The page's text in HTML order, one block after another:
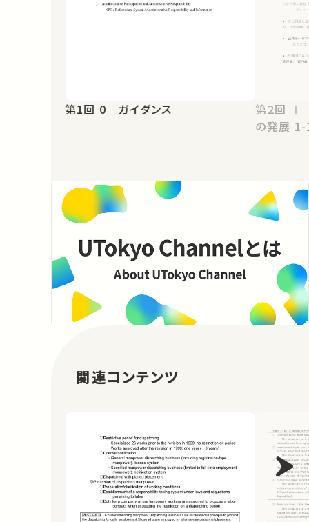
第1回 0 ガイダンス
第2回 Ⅰ 行政国家の成立と行政学
の
関連コンテンツ